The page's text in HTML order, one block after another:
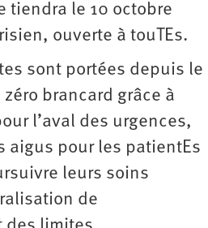
tiendra le 10 octobre
ouverte à touTEs.
sont portées depuis le
brancard grâce à
l’aval des urgences,
aigus pour les patientEs
leurs soins
de